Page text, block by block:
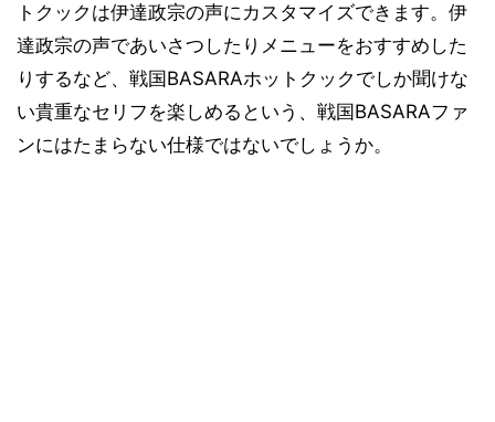
トクックは伊達政宗の声にカスタマイズできます。伊
達政宗の声であいさつしたりメニューをおすすめした
りするなど、戦国BASARAホットクックでしか聞けな
い貴重なセリフを楽しめるという、戦国BASARAファ
ンにはたまらない仕様ではないでしょうか。